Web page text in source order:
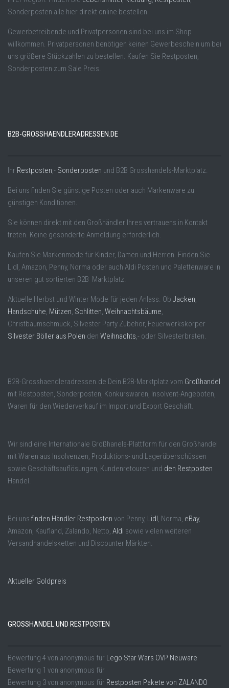
Sonderposten alle hier direkt online bestellen.
Gewerbetreibende und Privatpersonen sind bei uns im Shop
willkommen. Privatpersonen benötigen keinen Gewerbeschein um bei
uns größere Stückzahlen zu bestellen. Kaufen Sie Restposten,
Sonderposten zum Sale Preis.
B2B-GROSSHAENDLERADRESSEN.DE
Ihr Restposten,- Sonderposten und B2B Grosshandels-Marktplatz.
Bei uns finden Sie günstige Posten oder auch Markenware zu
günstigen Konditionen.
Sie können direkt mit den Großhändler Ihres vertrauens in Kontakt
treten. Keine gesonderte Anmeldung erforderlich.
Kaufen Sie Markenmode für Kinder, Damen und Herren. Finden Sie
Lidl, Amazon, Penny, Norma oder auch Aldi Posten und Palettenware in
unseren gut sortierten B2B Marktplatz.
Aktuelle Herbst und Winter Mode für jeden Anlass. Ob Jacken,
Handschuhe, Mützen, Schlitten, Weihnachtsbäume,
Christbaumschmuck, Silvester Party Zubehör, Feuerwerkskörper
Silvester Böller aus Polen den Weihnachts,- oder Silvesterbraten.
B2B-Grosshaendleradressen.de Dein B2B-Marktplatz vom Großhandel
mit Restposten, Sonderposten, Konkurswaren, Insolvent-Angeboten,
Waren für den Wiederverkauf im Import und Export Geschäft.
Wir sind eine Internationale Großhanels-Plattform für den Großhandel
mit Waren aus Insolvenzen, Produktions- und Lagerüberschüssen
sowie Geschäftsauflösungen, Kundenretouren und den Restposten
Handel.
Bei uns finden Händler Restposten von Penny, Lidl , Norma, eBay,
Amazon, Kaufland, Zalando, Netto, Aldi sowie vielen weiteren
Versandhandelsketten und Discounter Märkten.
Aktueller Goldpreis
GROSSHANDEL UND RESTPOSTEN
Bewertung 4 von anonymous für Lego Star Wars OVP Neuware
Bewertung 1 von anonymous für
Bewertung 3von anonymous für Restposten Pakete von ZALANDO